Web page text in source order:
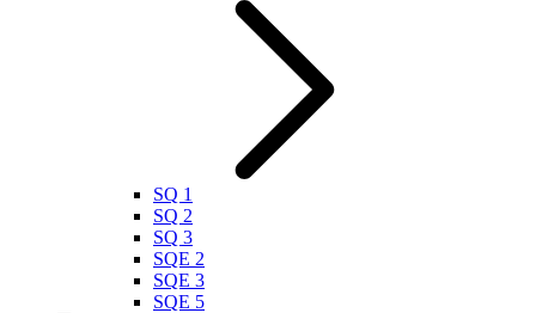
SQ 1
SQ 2
SQ 3
SQE 2
SQE 3
SQE 5